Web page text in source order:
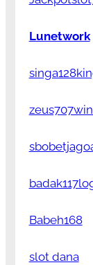
Lunetwork
Babeh168
slot dana